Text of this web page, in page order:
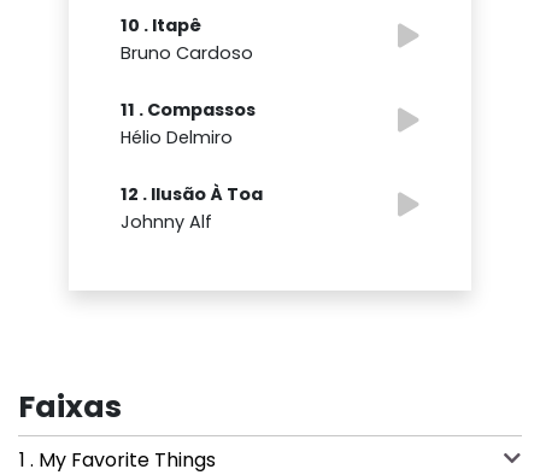
10 . Itapê
Bruno Cardoso
11 . Compassos
Hélio Delmiro
12 . Ilusão À Toa
Johnny Alf
Faixas
1 . My Favorite Things